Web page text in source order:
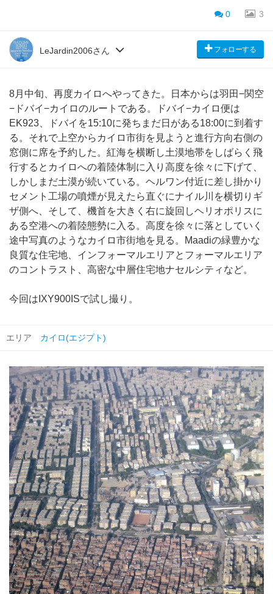
0 3
LeJardin2006さん フォローする
8月中旬、再度カイロへやってきた。日本からは羽田−関空
−ドバイ−カイロのルートである。ドバイ−カイロ便は
EK923、ドバイを15:10に発ちまだ日がある18:00に到着す
る。それで上空からカイロ市街を見ようと進行方向右側の
窓側に席を予約した。紅海を横断し土漠地帯をしばらく飛
行するとカイロへの着陸体制に入り高度を徐々に下げて、
しかしまだ土漠が続いている。ヘルワン付近に差し掛かり
セメント工場の噴煙が見えたら直ぐにナイル川を横切りギ
ザ側へ、そして、機首を大きく右に旋回しヘリオポリスに
ある空港への着陸態勢に入る。高度を徐々に落としていく
途中写真のようなカイロ市街地を見る。Maadiの緑豊かな
良質な住宅地、インフォーマルエリアとフォーマルエリア
のコントラスト、高密な中層住宅地ナセルシティなど。
今回はIXY900ISで試し撮り。
エリア カイロ(エジプト)